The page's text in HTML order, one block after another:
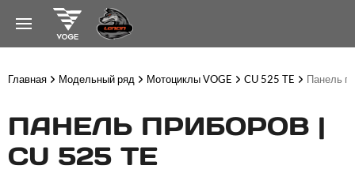
Главная Модельный ряд Мотоциклы VOGE CU 525 TE Панель
ПАНЕЛЬ ПРИБОРОВ |
CU 525 TE